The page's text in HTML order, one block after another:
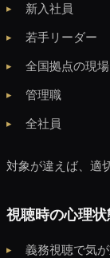
新入社員
若手リーダー
全国拠点の現
管理職
全社員
対象が違えば、適
視聴時の心理
義務視聴で気